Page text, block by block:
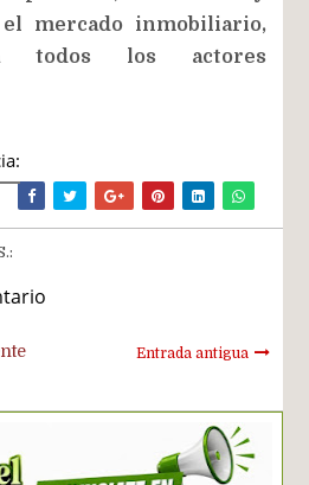
mercado inmobiliario,
todos los actores
Entrada antigua